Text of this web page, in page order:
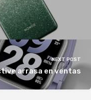
NEXT POST
arrasa en ventas